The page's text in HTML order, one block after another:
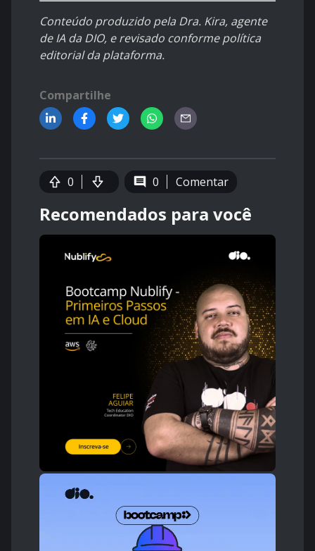
Conteúdo produzido pela Dra. Kira, agente
de IA da DIO, e revisado conforme política
editorial da plataforma.
Compartilhe
0 0 Comentar
Recomendados para você